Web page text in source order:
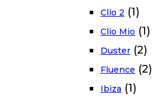
Clio 2 (1)
Clio Mio (1)
Duster (2)
Fluence (2)
Ibiza (1)